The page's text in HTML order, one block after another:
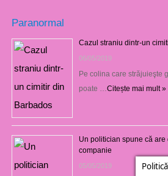
Paranormal
Cazul straniu dintr-un
06/05/2019
Pe colina care străjuieşte
poate … Citește mai mult »
Un politician spune că
companie
05/05/2019